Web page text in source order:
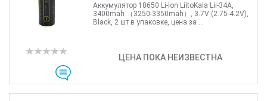
ЦЕНА ПОКА НЕИЗВЕСТНА
Аккумулятор 18650 Li-Ion LiitoKala Lii-34A,
3400mah （3250-3350mah）, 3.7V (2.75-4.2V),
Black, 2 шт в упаковке, цена за ...